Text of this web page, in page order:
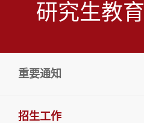
研究生教育
重要通知
招生工作